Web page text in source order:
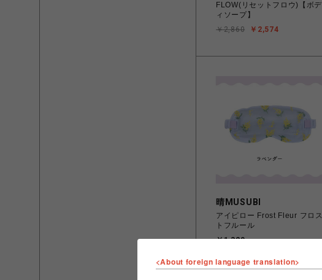
FLOW(リセットフロウ)【ボデ
ィソープ】
￥2,574
￥2,860
晴MUSUBI
アイピロー Frost Fleur フロス
トフルール
￥1,320
<About foreign language translation>